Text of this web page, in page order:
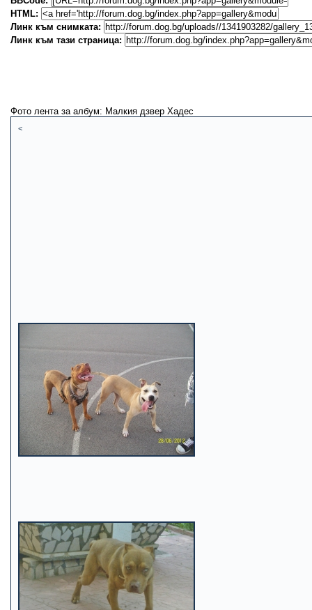
HTML:
Линк към снимката:
Линк към тази страница:
Фото лента за албум: Малкия дзвер Хадес
<